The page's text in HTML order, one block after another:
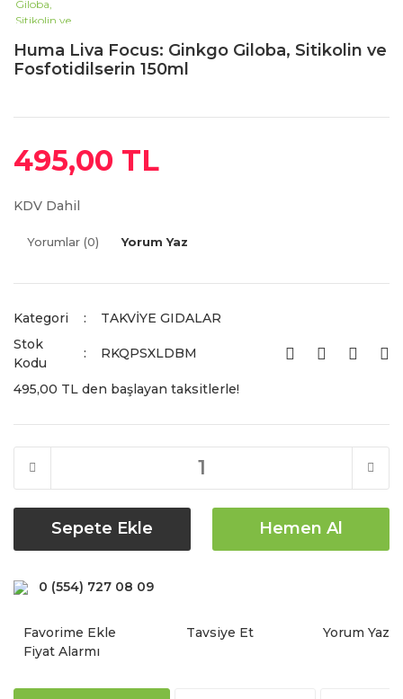
Huma Liva Focus: Ginkgo Giloba, Sitikolin ve
Fosfotidilserin 150ml
495,00 TL
KDV Dahil
Yorumlar (0) Yorum Yaz
Kategori
TAKVİYE GIDALAR
Stok
Kodu
RKQPSXLDBM
495,00 TL den başlayan taksitlerle!
Sepete Ekle Hemen Al
0 (554) 727 08 09
Tavsiye Et
Yorum Yaz
Fiyat Alarmı